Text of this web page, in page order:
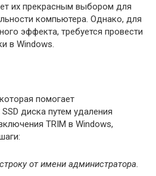
их прекрасным выбором для
компьютера. Однако, для
эффекта, требуется провести
в Windows.
помогает
диска путем удаления
TRIM в Windows,
от имени администратора.